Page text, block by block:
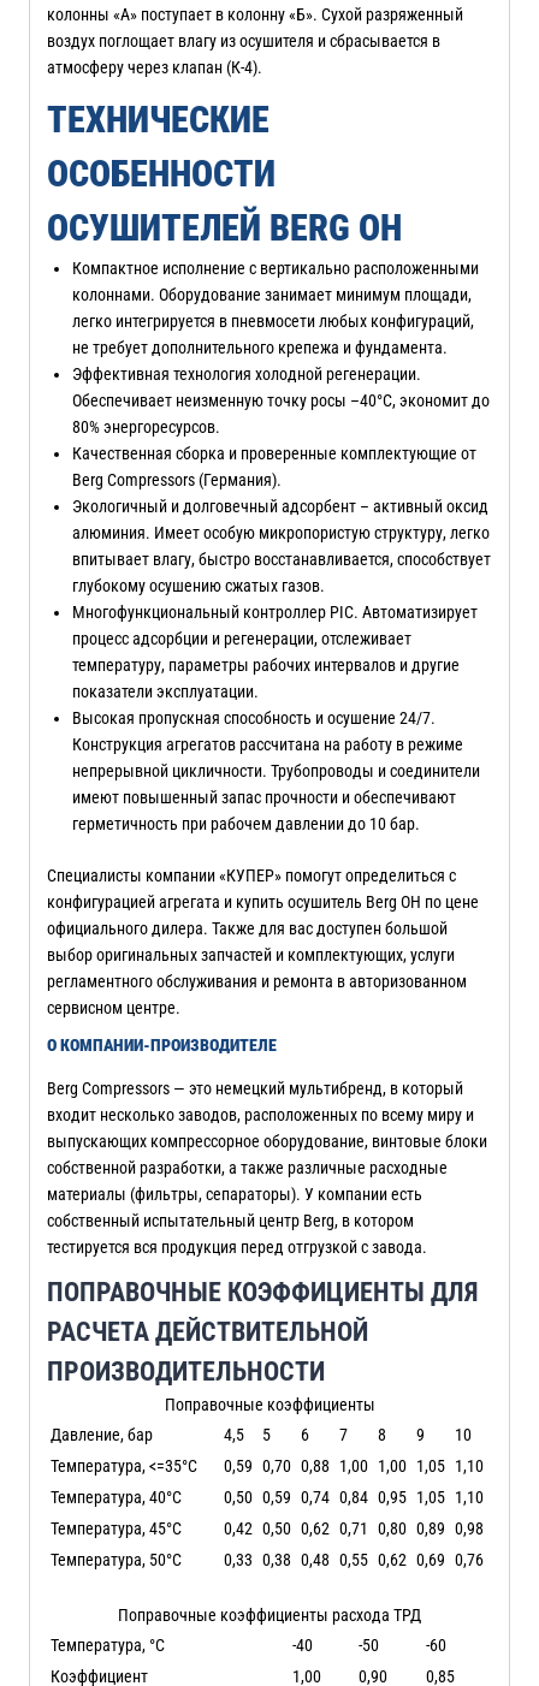
колонны «А» поступает в колонну «Б». Сухой разряженный
воздух поглощает влагу из осушителя и сбрасывается в
атмосферу через клапан (К-4).
ТЕХНИЧЕСКИЕ
ОСОБЕННОСТИ
ОСУШИТЕЛЕЙ BERG OH
Компактное исполнение с вертикально расположенными
колоннами. Оборудование занимает минимум площади,
легко интегрируется в пневмосети любых конфигураций,
не требует дополнительного крепежа и фундамента.
Эффективная технология холодной регенерации.
Обеспечивает неизменную точку росы –40°C, экономит до
80% энергоресурсов.
Качественная сборка и проверенные комплектующие от
Berg Compressors (Германия).
Экологичный и долговечный адсорбент – активный оксид
алюминия. Имеет особую микропористую структуру, легко
впитывает влагу, быстро восстанавливается, способствует
глубокому осушению сжатых газов.
Многофункциональный контроллер PIC. Автоматизирует
процесс адсорбции и регенерации, отслеживает
температуру, параметры рабочих интервалов и другие
показатели эксплуатации.
Высокая пропускная способность и осушение 24/7.
Конструкция агрегатов рассчитана на работу в режиме
непрерывной цикличности. Трубопроводы и соединители
имеют повышенный запас прочности и обеспечивают
герметичность при рабочем давлении до 10 бар.
Специалисты компании «КУПЕР» помогут определиться с
конфигурацией агрегата и купить осушитель Berg OH по цене
официального дилера. Также для вас доступен большой
выбор оригинальных запчастей и комплектующих, услуги
регламентного обслуживания и ремонта в авторизованном
сервисном центре.
О КОМПАНИИ-ПРОИЗВОДИТЕЛЕ
Berg Compressors — это немецкий мультибренд, в который
входит несколько заводов, расположенных по всему миру и
выпускающих компрессорное оборудование, винтовые блоки
собственной разработки, а также различные расходные
материалы (фильтры, сепараторы). У компании есть
собственный испытательный центр Berg, в котором
тестируется вся продукция перед отгрузкой с завода.
ПОПРАВОЧНЫЕ КОЭФФИЦИЕНТЫ ДЛЯ
РАСЧЕТА ДЕЙСТВИТЕЛЬНОЙ
ПРОИЗВОДИТЕЛЬНОСТИ
Поправочные коэффициенты
Давление, бар
4,5 5 6 7 8 9
10
Температура, <=35°C
0,59 0,70 0,88 1,00 1,00 1,05 1,10
Температура, 40°C
0,50 0,59 0,74 0,84 0,95 1,05 1,10
Температура, 45°C
0,42 0,50 0,62 0,71 0,80 0,89 0,98
Температура, 50°C
0,33 0,38 0,48 0,55 0,62 0,69 0,76
Поправочные коэффициенты расхода ТРД
Температура, °C
-40 -50
-60
Коэффициент
1,00 0,90 0,85